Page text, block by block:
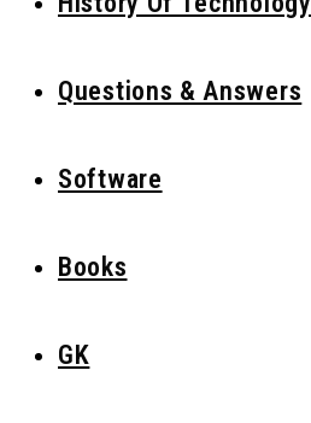
Questions & Answers
Software
Books
GK